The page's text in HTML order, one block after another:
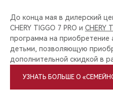
До конца мая в дилерский
CHERY TIGGO 7 PRO и CHERY
программа на приобретение
детьми, позволяющую
дополнительной скидкой в
УЗНАТЬ БОЛЬШЕ О